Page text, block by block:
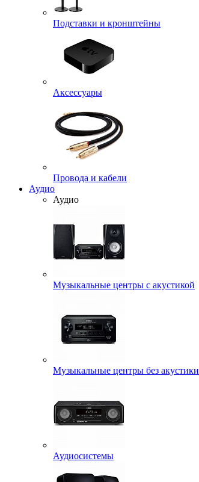
Подставки и кронштейны
Аксессуары
Провода и кабели
Аудио
Аудио
Музыкальные центры с акустикой
Музыкальные центры без акустики
Аудиосистемы